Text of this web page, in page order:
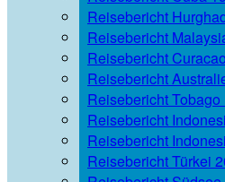
Reisebericht
Reisebericht
Reisebericht
Reisebericht
Reisebericht Tobago
Reisebericht
Reisebericht
Reisebericht Türkei